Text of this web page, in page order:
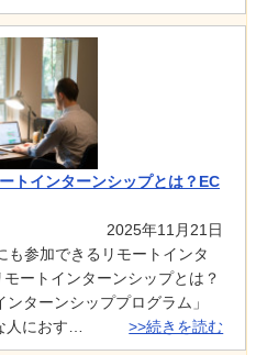
トインターンシップとは？EC
2025年11月21日
も参加できるリモートインタ
ートインターンシップとは？
ターンシッププログラム」
人におす…
>>続きを読む